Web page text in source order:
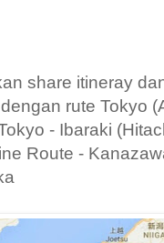
share itineray
rute Tokyo
- Ibaraki
Route -